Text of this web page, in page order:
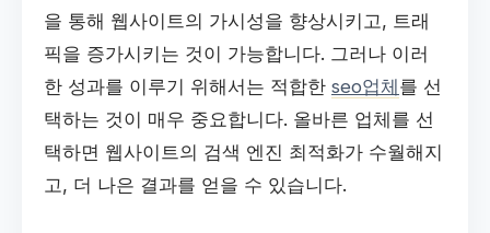
을 통해 웹사이트의 가시성을 향상시키고, 트래
픽을 증가시키는 것이 가능합니다. 그러나 이러
한 성과를 이루기 위해서는 적합한 seo업체를 선
택하는 것이 매우 중요합니다. 올바른 업체를 선
택하면 웹사이트의 검색 엔진 최적화가 수월해지
고, 더 나은 결과를 얻을 수 있습니다.